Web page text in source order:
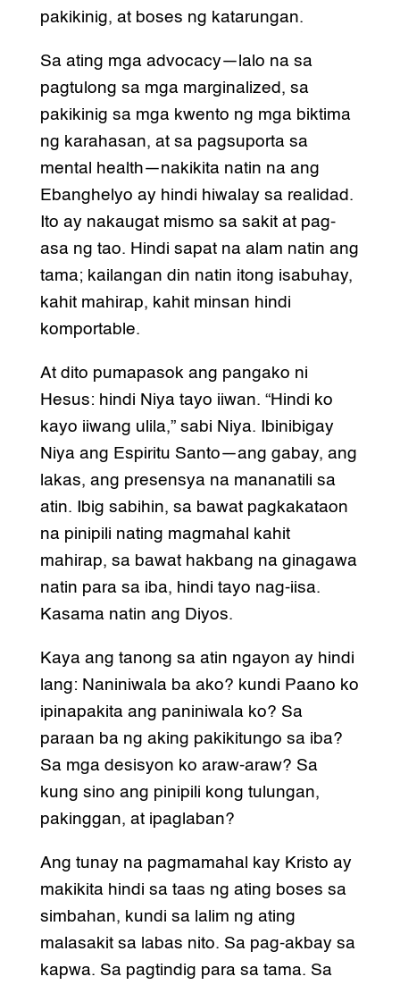
pakikinig, at boses ng katarungan.
Sa ating mga advocacy—lalo na sa
pagtulong sa mga marginalized, sa
pakikinig sa mga kwento ng mga biktima
ng karahasan, at sa pagsuporta sa
mental health—nakikita natin na ang
Ebanghelyo ay hindi hiwalay sa realidad.
Ito ay nakaugat mismo sa sakit at pag-
asa ng tao. Hindi sapat na alam natin ang
tama; kailangan din natin itong isabuhay,
kahit mahirap, kahit minsan hindi
komportable.
At dito pumapasok ang pangako ni
Hesus: hindi Niya tayo iiwan. “Hindi ko
kayo iiwang ulila,” sabi Niya. Ibinibigay
Niya ang Espiritu Santo—ang gabay, ang
lakas, ang presensya na mananatili sa
atin. Ibig sabihin, sa bawat pagkakataon
na pinipili nating magmahal kahit
mahirap, sa bawat hakbang na ginagawa
natin para sa iba, hindi tayo nag-iisa.
Kasama natin ang Diyos.
Kaya ang tanong sa atin ngayon ay hindi
lang: Naniniwala ba ako? kundi Paano ko
ipinapakita ang paniniwala ko? Sa
paraan ba ng aking pakikitungo sa iba?
Sa mga desisyon ko araw-araw? Sa
kung sino ang pinipili kong tulungan,
pakinggan, at ipaglaban?
Ang tunay na pagmamahal kay Kristo ay
makikita hindi sa taas ng ating boses sa
simbahan, kundi sa lalim ng ating
malasakit sa labas nito. Sa pag-akbay sa
kapwa. Sa pagtindig para sa tama. Sa